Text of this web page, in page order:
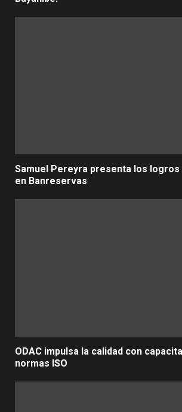
Samuel Pereyra presenta los
en Banreservas
ODAC impulsa la calidad con
normas ISO